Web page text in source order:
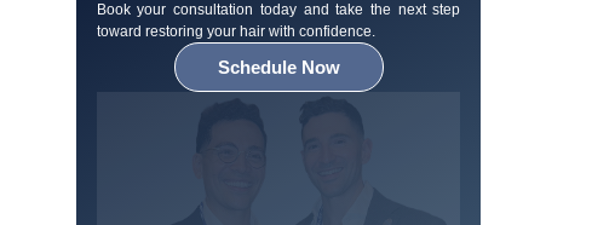
Book your consultation today and take the next step
toward restoring your hair with confidence.
Schedule Now